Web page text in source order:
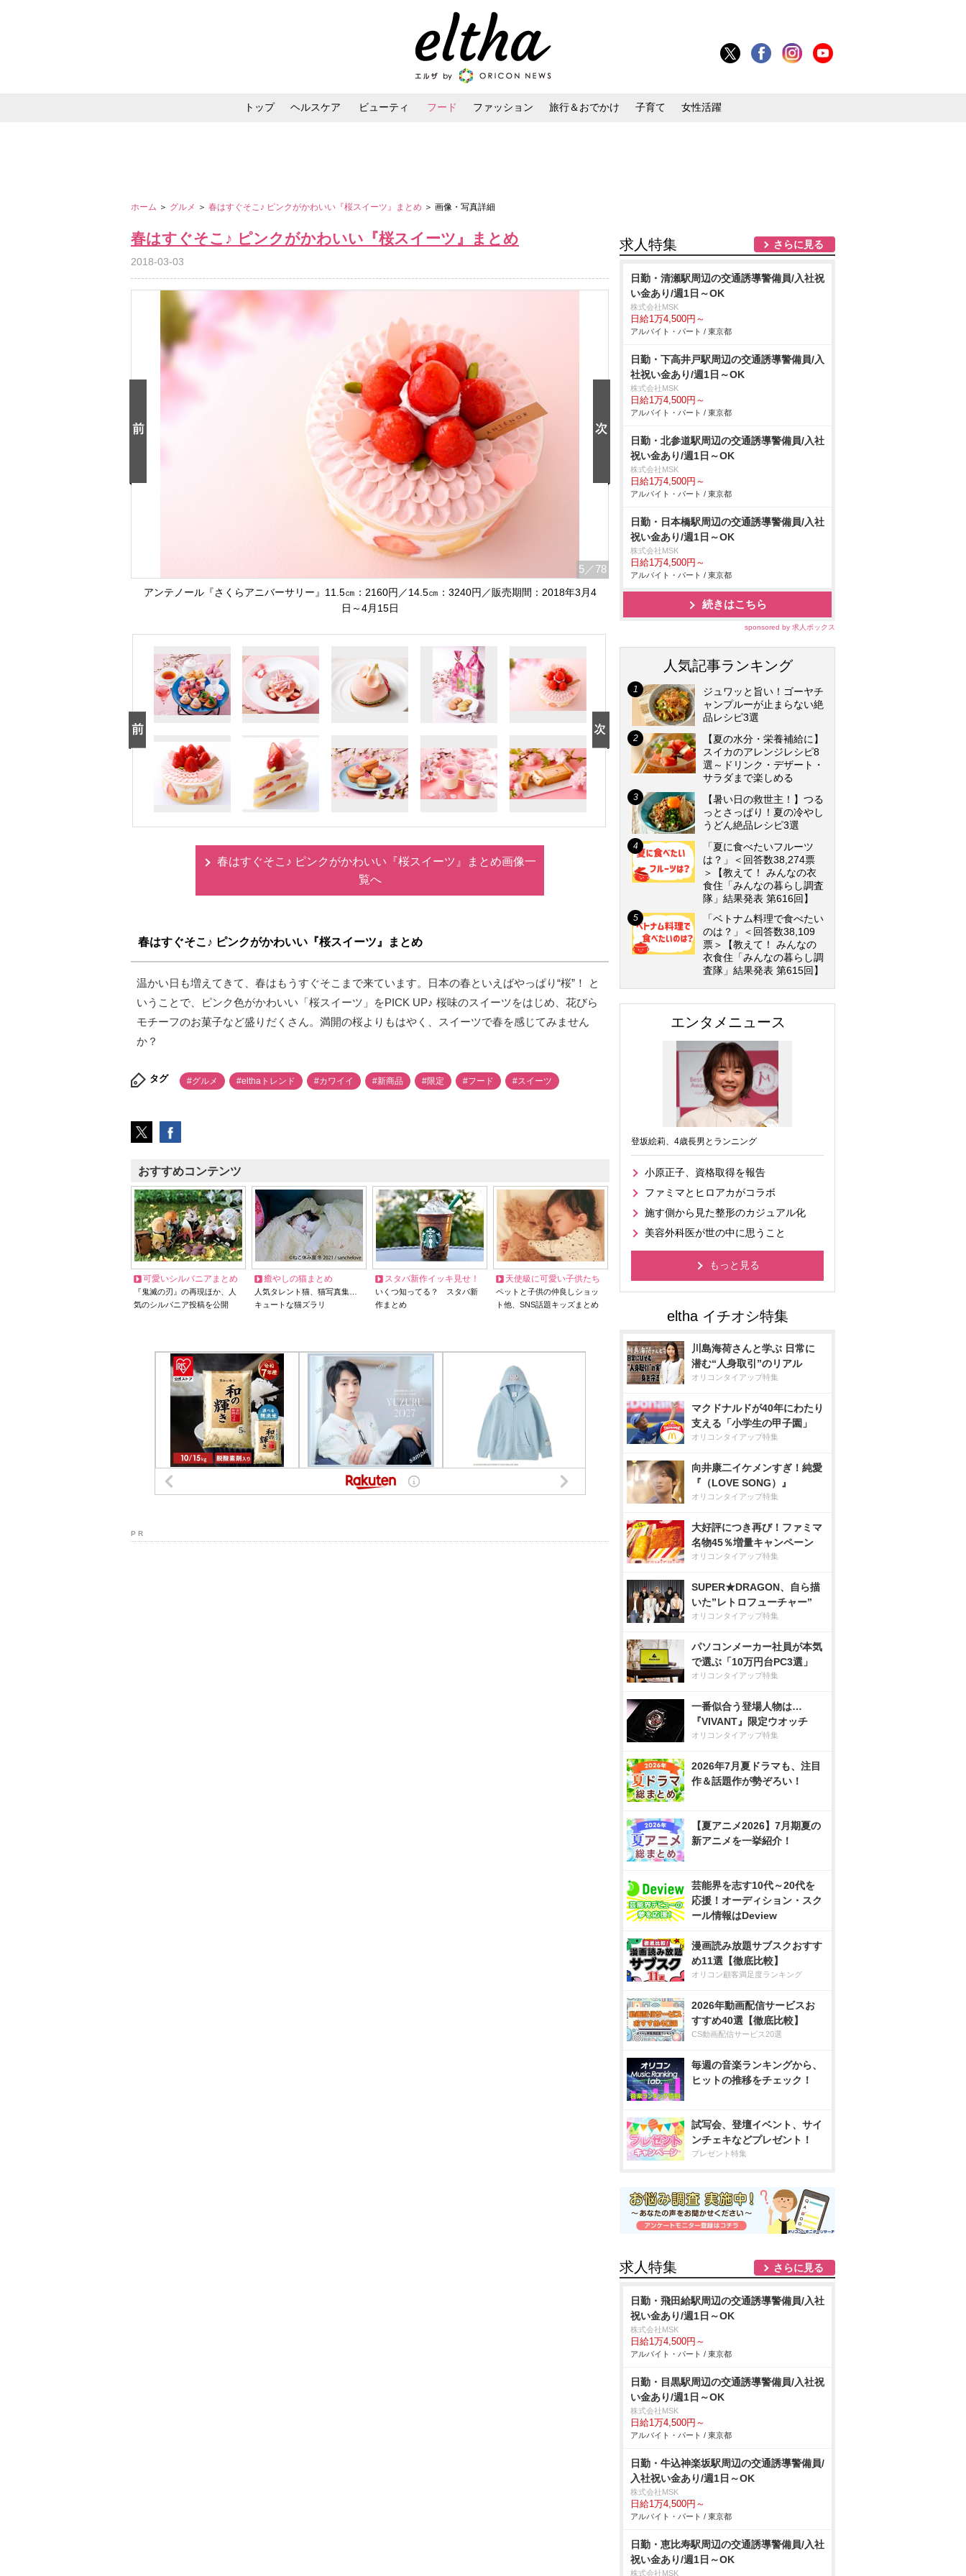
トップ ヘルスケア ビューティ フード ファッション 旅行＆おでかけ 子育て 女性活躍
ホーム ＞ グルメ ＞ 春はすぐそこ♪ ピンクがかわいい『桜スイーツ』まとめ ＞ 画像・写真詳細
春はすぐそこ♪ ピンクがかわいい『桜スイーツ』まとめ
2018-03-03
5 ／78
アンテノール『さくらアニバーサリー』11.5㎝：2160円／14.5㎝：3240円／販売期間：2018年3月4
日～4月15日
春はすぐそこ♪ ピンクがかわいい『桜スイーツ』まとめ画像一
覧へ
春はすぐそこ♪ ピンクがかわいい『桜スイーツ』まとめ
温かい日も増えてきて、春はもうすぐそこまで来ています。日本の春といえばやっぱり“桜”！ と
いうことで、ピンク色がかわいい「桜スイーツ」をPICK UP♪ 桜味のスイーツをはじめ、花びら
モチーフのお菓子など盛りだくさん。満開の桜よりもはやく、スイーツで春を感じてみません
か？
タグ #グルメ #elthaトレンド #カワイイ #新商品 #限定 #フード #スイーツ
おすすめコンテンツ
可愛いシルバニアまとめ
『鬼滅の刃』の再現ほか、人
気のシルバニア投稿を公開
癒やしの猫まとめ
人気タレント猫、猫写真集…
キュートな猫ズラリ
スタバ新作イッキ見せ！
いくつ知ってる？ スタバ新
作まとめ
天使級に可愛い子供たち
ペットと子供の仲良しショッ
ト他、SNS話題キッズまとめ
P R
求人特集 さらに見る
日勤・清瀬駅周辺の交通誘導警備員/入社祝
い金あり/週1日～OK
株式会社MSK
日給1万4,500円～
アルバイト・パート / 東京都
日勤・下高井戸駅周辺の交通誘導警備員/入
社祝い金あり/週1日～OK
株式会社MSK
日給1万4,500円～
アルバイト・パート / 東京都
日勤・北参道駅周辺の交通誘導警備員/入社
祝い金あり/週1日～OK
株式会社MSK
日給1万4,500円～
アルバイト・パート / 東京都
日勤・日本橋駅周辺の交通誘導警備員/入社
祝い金あり/週1日～OK
株式会社MSK
日給1万4,500円～
アルバイト・パート / 東京都
続きはこちら
sponsored by 求人ボックス
人気記事ランキング
ジュワッと旨い！ゴーヤチ
ャンプルーが止まらない絶
品レシピ3選
【夏の水分・栄養補給に】
スイカのアレンジレシピ8
選～ドリンク・デザート・
サラダまで楽しめる
【暑い日の救世主！】つる
っとさっぱり！夏の冷やし
うどん絶品レシピ3選
「夏に食べたいフルーツ
は？」＜回答数38,274票
＞【教えて！ みんなの衣
食住「みんなの暮らし調査
隊」結果発表 第616回】
「ベトナム料理で食べたい
のは？」＜回答数38,109
票＞【教えて！ みんなの
衣食住「みんなの暮らし調
査隊」結果発表 第615回】
エンタメニュース
登坂絵莉、4歳長男とランニング
小原正子、資格取得を報告
ファミマとヒロアカがコラボ
施す側から見た整形のカジュアル化
美容外科医が世の中に思うこと
もっと見る
川島海荷さんと学ぶ 日常に
潜む“人身取引”のリアル
オリコンタイアップ特集
マクドナルドが40年にわたり
支える「小学生の甲子園」
オリコンタイアップ特集
向井康二イケメンすぎ！純愛
『（LOVE SONG）』
オリコンタイアップ特集
大好評につき再び！ファミマ
名物45％増量キャンペーン
オリコンタイアップ特集
SUPER★DRAGON、自ら描
いた”レトロフューチャー”
オリコンタイアップ特集
パソコンメーカー社員が本気
で選ぶ「10万円台PC3選」
オリコンタイアップ特集
一番似合う登場人物は…
『VIVANT』限定ウオッチ
オリコンタイアップ特集
2026年7月夏ドラマも、注目
作＆話題作が勢ぞろい！
【夏アニメ2026】7月期夏の
新アニメを一挙紹介！
芸能界を志す10代～20代を
応援！オーディション・スク
ール情報はDeview
漫画読み放題サブスクおすす
め11選【徹底比較】
オリコン顧客満足度ランキング
2026年動画配信サービスお
すすめ40選【徹底比較】
CS動画配信サービス20選
毎週の音楽ランキングから、
ヒットの推移をチェック！
試写会、登壇イベント、サイ
ンチェキなどプレゼント！
プレゼント特集
求人特集 さらに見る
日勤・飛田給駅周辺の交通誘導警備員/入社
祝い金あり/週1日～OK
株式会社MSK
日給1万4,500円～
アルバイト・パート / 東京都
日勤・目黒駅周辺の交通誘導警備員/入社祝
い金あり/週1日～OK
株式会社MSK
日給1万4,500円～
アルバイト・パート / 東京都
日勤・牛込神楽坂駅周辺の交通誘導警備員/
入社祝い金あり/週1日～OK
株式会社MSK
日給1万4,500円～
アルバイト・パート / 東京都
日勤・恵比寿駅周辺の交通誘導警備員/入社
祝い金あり/週1日～OK
株式会社MSK